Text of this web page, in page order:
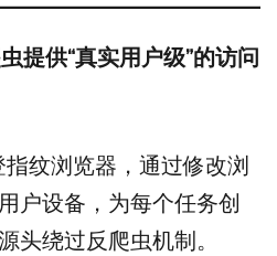
提供“真实用户级”的访问
纹浏览器，通过修改浏
户设备，为每个任务创
头绕过反爬虫机制。